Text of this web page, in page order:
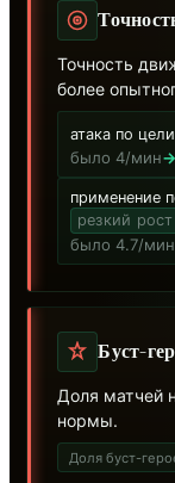
Точность
более
атака по
было 4/мин→
применение
резкий рост
было 4.7/мин
Буст-
Доля матчей
нормы.
Доля буст-